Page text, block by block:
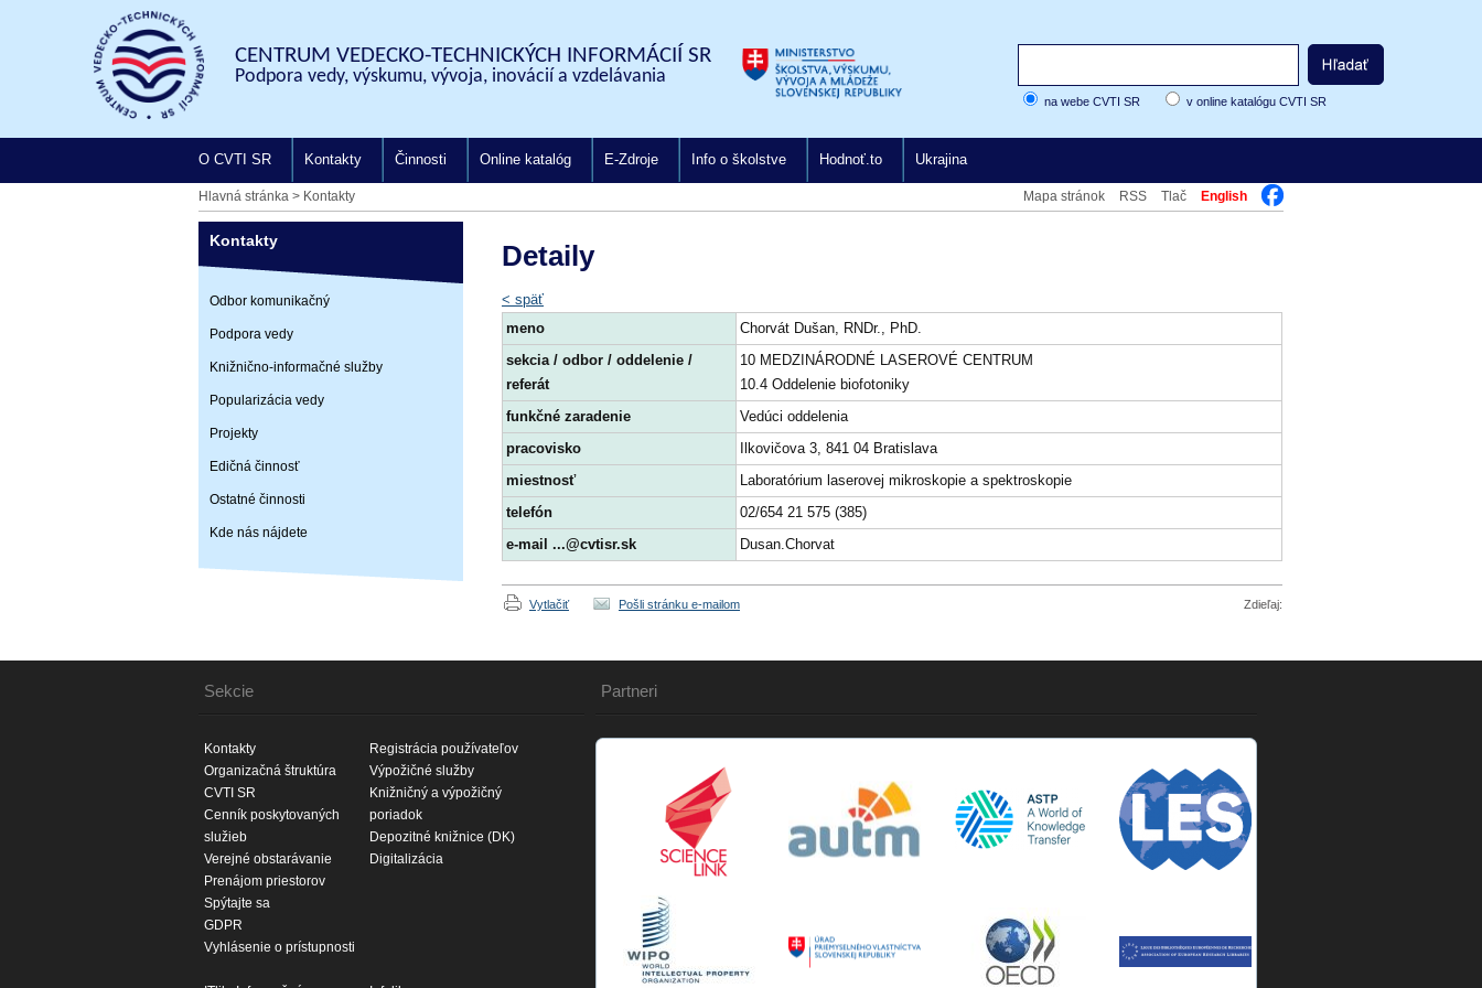
CENTRUM VEDECKO-TECHNICKÝCH INFORMÁCIÍ SR
Podpora vedy, výskumu, vývoja, inovácií a vzdelávania
na webe CVTI SR v online katalógu CVTI SR
O CVTI SR Kontakty Činnosti Online katalóg E-Zdroje Info o školstve Hodnoť.to Ukrajina
Hlavná stránka > Kontakty Mapa stránok RSS Tlač English
Kontakty
Odbor komunikačný
Podpora vedy
Knižnično-informačné služby
Popularizácia vedy
Projekty
Edičná činnosť
Ostatné činnosti
Kde nás nájdete
Detaily
< späť
meno
Chorvát Dušan, RNDr., PhD.
sekcia / odbor / oddelenie /
referát
10 MEDZINÁRODNÉ LASEROVÉ CENTRUM
10.4 Oddelenie biofotoniky
funkčné zaradenie
Vedúci oddelenia
pracovisko
Ilkovičova 3, 841 04 Bratislava
miestnosť
Laboratórium laserovej mikroskopie a spektroskopie
telefón
02/654 21 575 (385)
e-mail ...@cvtisr.sk
Dusan.Chorvat
Vytlačiť Pošli stránku e-mailom Zdieľaj:
Sekcie
Kontakty
Organizačná štruktúra
CVTI SR
Cenník poskytovaných
služieb
Verejné obstarávanie
Prenájom priestorov
Spýtajte sa
GDPR
Vyhlásenie o prístupnosti
Registrácia používateľov
Výpožičné služby
Knižničný a výpožičný
poriadok
Depozitné knižnice (DK)
Digitalizácia
Partneri